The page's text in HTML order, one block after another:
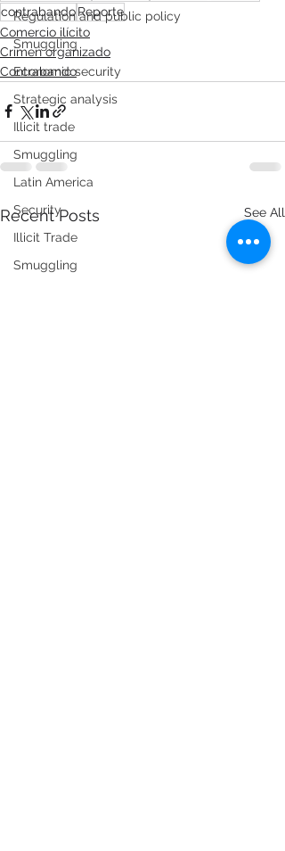
Regulation and public policy
Smuggling
Economic security
Strategic analysis
Illicit trade
Smuggling
Latin America
Security
Illicit Trade
Smuggling
contrabandoReporte
Comercio ilícito
Crímen organizado
Contrabando
Recent Posts See All